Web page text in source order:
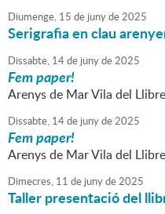
Diumenge, 15 de junyde2025
Serigrafia en clau
Dissabte, 14de junyde2025
Fem paper!
Arenys de Mar Vila del Llibre
Dissabte, 14de junyde2025
Fem paper!
Arenys de Mar Vila del Llibre
Dimecres, 11 de junyde2025
Taller presentació del